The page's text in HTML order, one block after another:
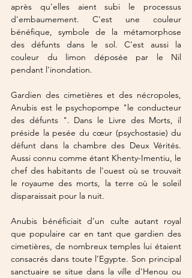
après qu'elles aient subi le processus
d'embaumement. C'est une couleur
bénéfique, symbole de la métamorphose
des défunts dans le sol. C'est aussi la
couleur du limon déposée par le Nil
pendant l'inondation.
Gardien des cimetières et des nécropoles,
Anubis est le psychopompe "le conducteur
des défunts ". Dans le Livre des Morts, il
préside la pesée du cœur (psychostasie) du
défunt dans la chambre des Deux Vérités.
Aussi connu comme étant Khenty-Imentiu, le
chef des habitants de l'ouest où se trouvait
le royaume des morts, la terre où le soleil
disparaissait pour la nuit.
Anubis bénéficiait d’un culte autant royal
que populaire car en tant que gardien des
cimetières, de nombreux temples lui étaient
consacrés dans toute l’Egypte. Son principal
sanctuaire se situe dans la ville d'Henou ou